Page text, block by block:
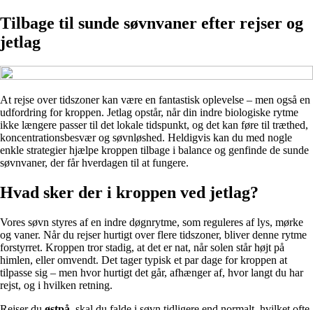
Tilbage til sunde søvnvaner efter rejser og
jetlag
At rejse over tidszoner kan være en fantastisk oplevelse – men også en
udfordring for kroppen. Jetlag opstår, når din indre biologiske rytme
ikke længere passer til det lokale tidspunkt, og det kan føre til træthed,
koncentrationsbesvær og søvnløshed. Heldigvis kan du med nogle
enkle strategier hjælpe kroppen tilbage i balance og genfinde de sunde
søvnvaner, der får hverdagen til at fungere.
Hvad sker der i kroppen ved jetlag?
Vores søvn styres af en indre døgnrytme, som reguleres af lys, mørke
og vaner. Når du rejser hurtigt over flere tidszoner, bliver denne rytme
forstyrret. Kroppen tror stadig, at det er nat, når solen står højt på
himlen, eller omvendt. Det tager typisk et par dage for kroppen at
tilpasse sig – men hvor hurtigt det går, afhænger af, hvor langt du har
rejst, og i hvilken retning.